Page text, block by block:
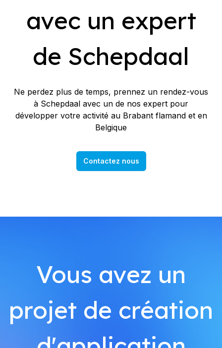
avec un expert
de Schepdaal
Ne perdez plus de temps, prennez un rendez-vous
à Schepdaal avec un de nos expert pour
développer votre activité au Brabant flamand et en
Belgique
Contactez nous
Vous avez un
projet de création